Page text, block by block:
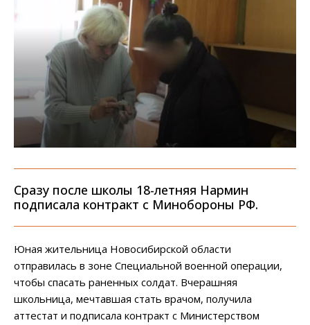
Сразу после школы 18-летняя Нармин
подписала контракт с Минобороны РФ.
Юная жительница Новосибирской области
отправилась в зоне Специальной военной операции,
чтобы спасать раненных солдат. Вчерашняя
школьница, мечтавшая стать врачом, получила
аттестат и подписала контракт с Министерством